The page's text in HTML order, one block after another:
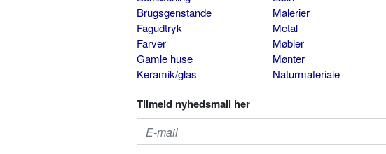
Brugsgenstande
Fagudtryk
Farver
Gamle huse
Keramik/glas
Malerier
Metal
Møbler
Mønter
Naturmateriale
Tilmeld nyhedsmail her